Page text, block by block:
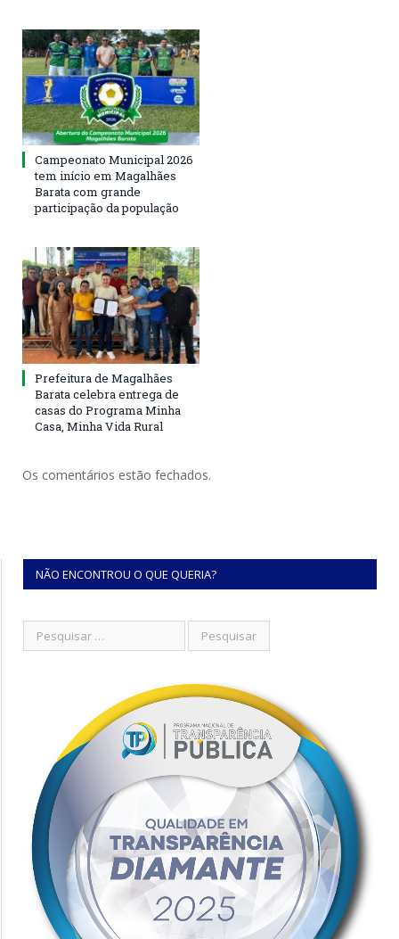
Campeonato Municipal 2026
tem início em Magalhães
Barata com grande
participação da população
Prefeitura de Magalhães
Barata celebra entrega de
casas do Programa Minha
Casa, Minha Vida Rural
Os comentários estão fechados.
NÃO ENCONTROU O QUE QUERIA?